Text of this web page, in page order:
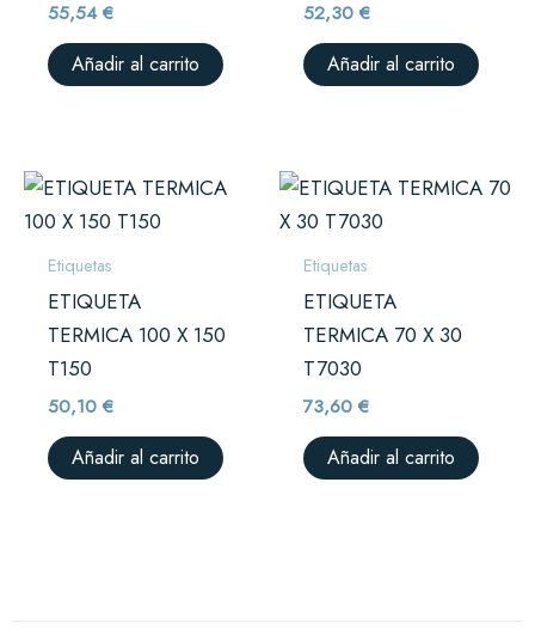
55,54€
Añadir al carrito
52,30€
Añadir al carrito
Etiquetas
ETIQUETA
TERMICA 100 X 150
T150
50,10€
Añadir al carrito
Etiquetas
ETIQUETA
TERMICA 70 X 30
T7030
73,60€
Añadir al carrito